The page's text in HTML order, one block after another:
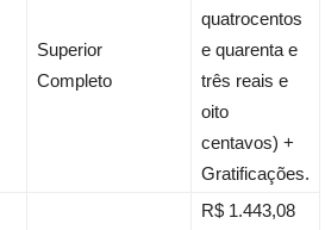
Superior
Completo
quatrocentos
e quarenta e
três reais e
oito
centavos) +
Gratificações.
R$ 1.443,08